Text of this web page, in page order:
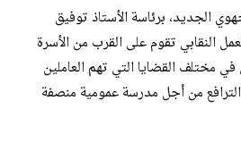
الجديد، برئاسة الأستاذ توفيق
النقابي تقوم على القرب من الأسرة
في مختلف القضايا التي تهم العاملين
من أجل مدرسة عمومية منصفة